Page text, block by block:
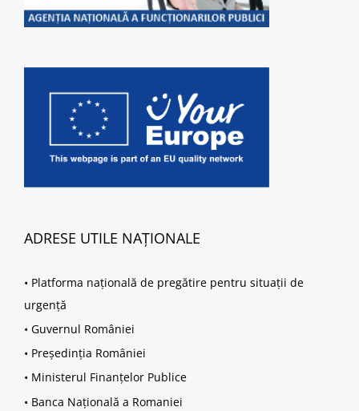
ADRESE UTILE NAȚIONALE
• Platforma națională de pregătire pentru situații de
urgență
• Guvernul României
• Președinția României
• Ministerul Finanțelor Publice
• Banca Națională a Romaniei